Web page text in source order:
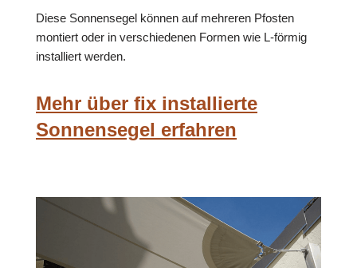
Diese Sonnensegel können auf mehreren Pfosten
montiert oder in verschiedenen Formen wie L-förmig
installiert werden.
Mehr über fix installierte
Sonnensegel erfahren